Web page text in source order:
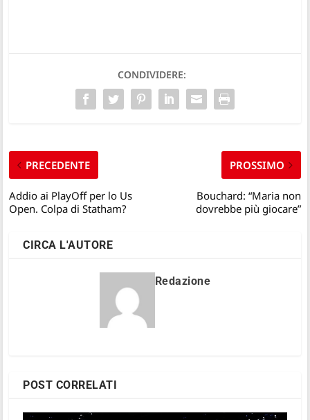
CONDIVIDERE:
PRECEDENTE
Addio ai PlayOff per lo Us
Open. Colpa di Statham?
PROSSIMO
Bouchard: “Maria non
dovrebbe più giocare”
CIRCA L'AUTORE
Redazione
POST CORRELATI